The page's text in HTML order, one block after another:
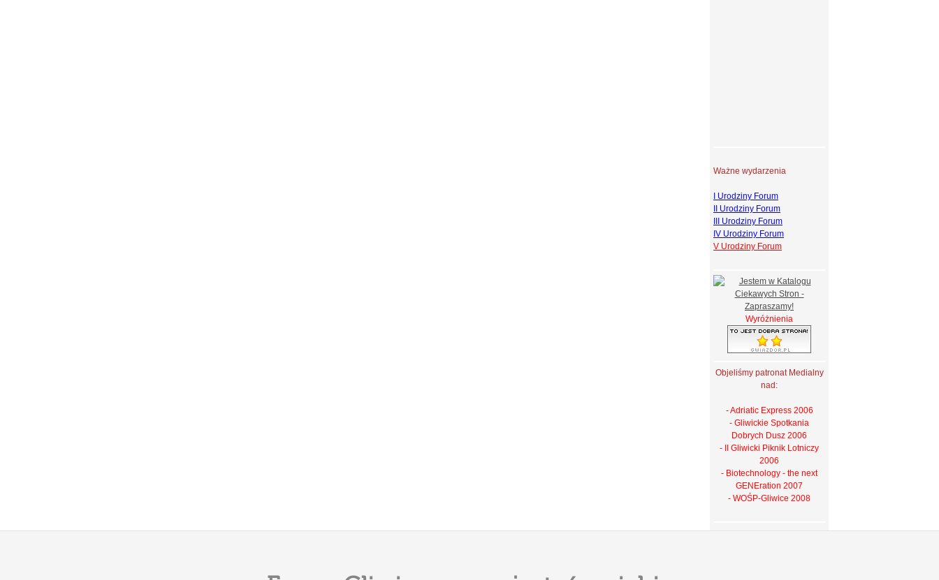
Ważne wydarzenia
I Urodziny Forum
II Urodziny Forum
III Urodziny Forum
IV Urodziny Forum
V Urodziny Forum
Wyróżnienia
Objeliśmy patronat Medialny
nad:
- Adriatic Express 2006
- Gliwickie Spotkania
Dobrych Dusz 2006
- II Gliwicki Piknik Lotniczy
2006
- Biotechnology - the next
GENEration 2007
- WOŚP-Gliwice 2008